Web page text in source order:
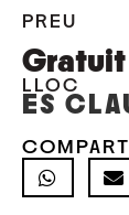
PREU
Gratuit
LLOC
ES